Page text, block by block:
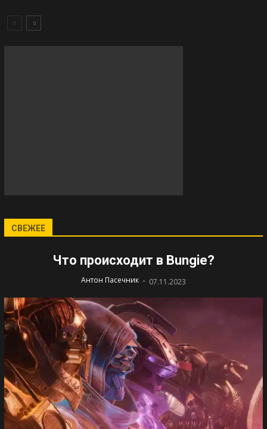
СВЕЖЕЕ
Что происходит в Bungie?
Антон Пасечник - 07.11.2023